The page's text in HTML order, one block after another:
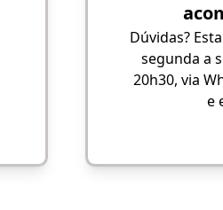
Dúvidas?
segunda a
20h30, via
e